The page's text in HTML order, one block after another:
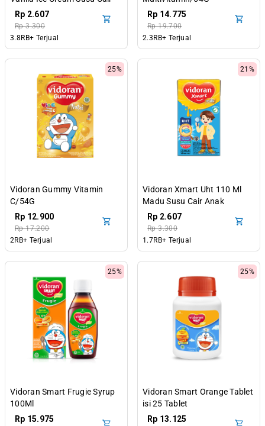
Anak
Rp 2.607
Rp 3.300
3.8RB+ Terjual
Rp 14.775
Rp 19.700
2.3RB+ Terjual
25%
Vidoran Gummy Vitamin
C/54G
Rp 12.900
Rp 17.200
2RB+ Terjual
21%
Vidoran Xmart Uht 110 Ml
Madu Susu Cair Anak
Rp 2.607
Rp 3.300
1.7RB+ Terjual
25%
Vidoran Smart Frugie Syrup
100Ml
Rp 15.975
25%
Vidoran Smart Orange Tablet
isi 25 Tablet
Rp 13.125